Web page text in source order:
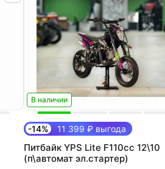
В наличии
-14% 11 399 ₽ выгода
Питбайк YPS Lite F110cc 12\10
(п\автомат эл.стартер)